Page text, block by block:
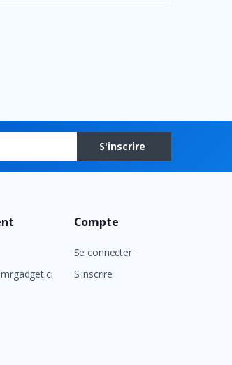
S'inscrire
Compte
Se connecter
S'inscrire